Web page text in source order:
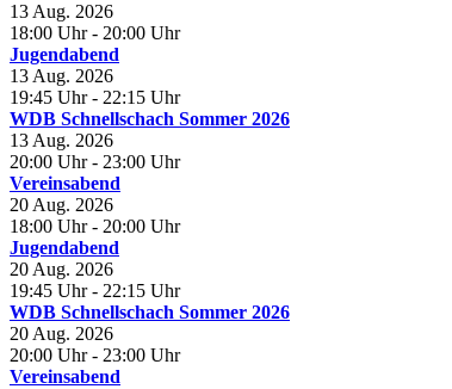
13 Aug. 2026
18:00 Uhr - 20:00 Uhr
Jugendabend
13 Aug. 2026
19:45 Uhr - 22:15 Uhr
WDB Schnellschach Sommer 2026
13 Aug. 2026
20:00 Uhr - 23:00 Uhr
Vereinsabend
20 Aug. 2026
18:00 Uhr - 20:00 Uhr
Jugendabend
20 Aug. 2026
19:45 Uhr - 22:15 Uhr
WDB Schnellschach Sommer 2026
20 Aug. 2026
20:00 Uhr - 23:00 Uhr
Vereinsabend